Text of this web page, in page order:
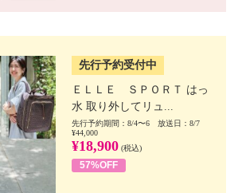
先行予約受付中
ＥＬＬＥ ＳＰＯＲＴ はっ
水 取り外してリュ...
先行予約期間：8/4〜6 放送日：8/7
¥44,000
¥18,900 (税込)
57%OFF